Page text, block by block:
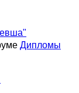
Дипломы